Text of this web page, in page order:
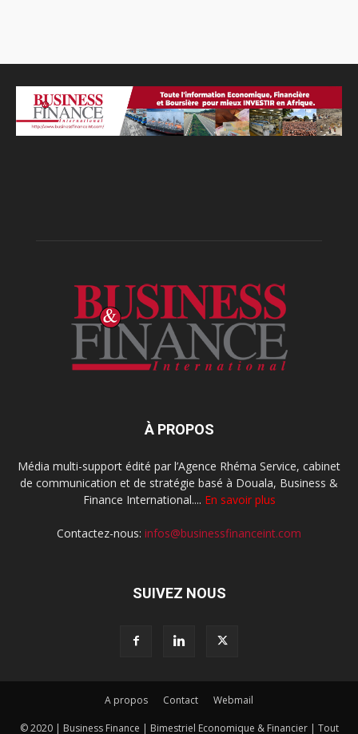
À PROPOS
Média multi-support édité par l’Agence Rhéma Service, cabinet
de communication et de stratégie basé à Douala, Business &
Finance International.... En savoir plus
Contactez-nous: infos@businessfinanceint.com
SUIVEZ NOUS
A propos Contact Webmail
© 2020 | Business Finance | Bimestriel Economique & Financier | Tout